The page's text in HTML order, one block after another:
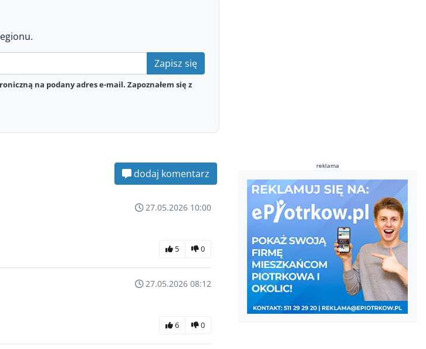
Zapisz się
na podany adres e-mail. Zapoznałem się z
dodaj komentarz
27.05.2026 10:00
5 0
27.05.2026 08:12
6 0
reklama